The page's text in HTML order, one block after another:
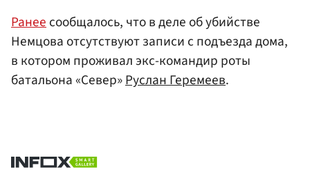
Ранеесообщалось, что в деле об убийстве
Немцова отсутствуют записи с подъезда дома,
в котором проживал экс-командир роты
батальона «Север»Руслан Геремеев.